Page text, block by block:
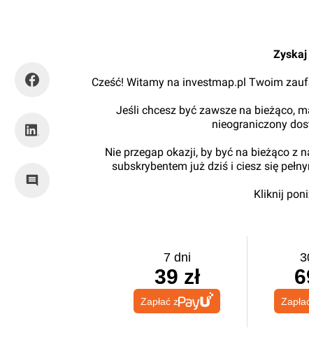
Zyskaj
Cześć! Witamy na investmap.pl Twoim
Jeśli chcesz być zawsze na bieżąco,
nieograniczony
Nie przegap okazji, by być na bieżąco z
subskrybentem już dziś i ciesz się
Kliknij
7 dni
39 zł
Zapłać z